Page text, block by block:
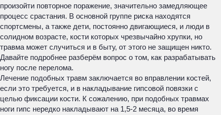
произойти повторное поражение, значительно замедляющее
процесс срастания. В основной группе риска находятся
спортсмены, а также дети, постоянно двигающиеся, и люди в
солидном возрасте, кости которых чрезвычайно хрупки, но
травма может случиться и в быту, от этого не защищен никто.
Давайте подробнее разберём вопрос о том, как разрабатывать
ногу после перелома.
Лечение подобных травм заключается во вправлении костей,
если это требуется, и в накладывание гипсовой повязки с
целью фиксации кости. К сожалению, при подобных травмах
ноги гипс нередко накладывают на 1,5-2 месяца, во время